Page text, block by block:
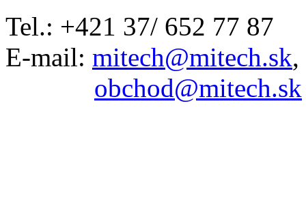
Tel.: +421 37/ 652 77 87
E-mail: mitech@mitech.sk,
obchod@mitech.sk